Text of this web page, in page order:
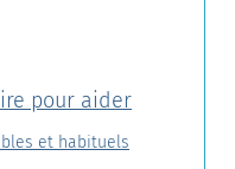
pour aider
et habituels